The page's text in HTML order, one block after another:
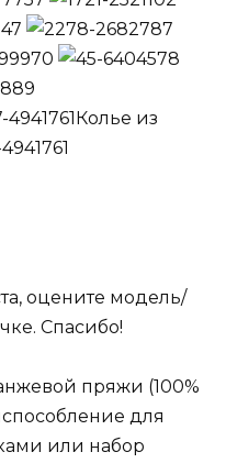
Колье из
оцените модель/
Спасибо!
пряжи (100%
для
или набор